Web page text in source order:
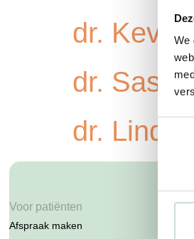
We
dr. Kevin
dr.
dr.
Voor patiënten
Afspraak maken